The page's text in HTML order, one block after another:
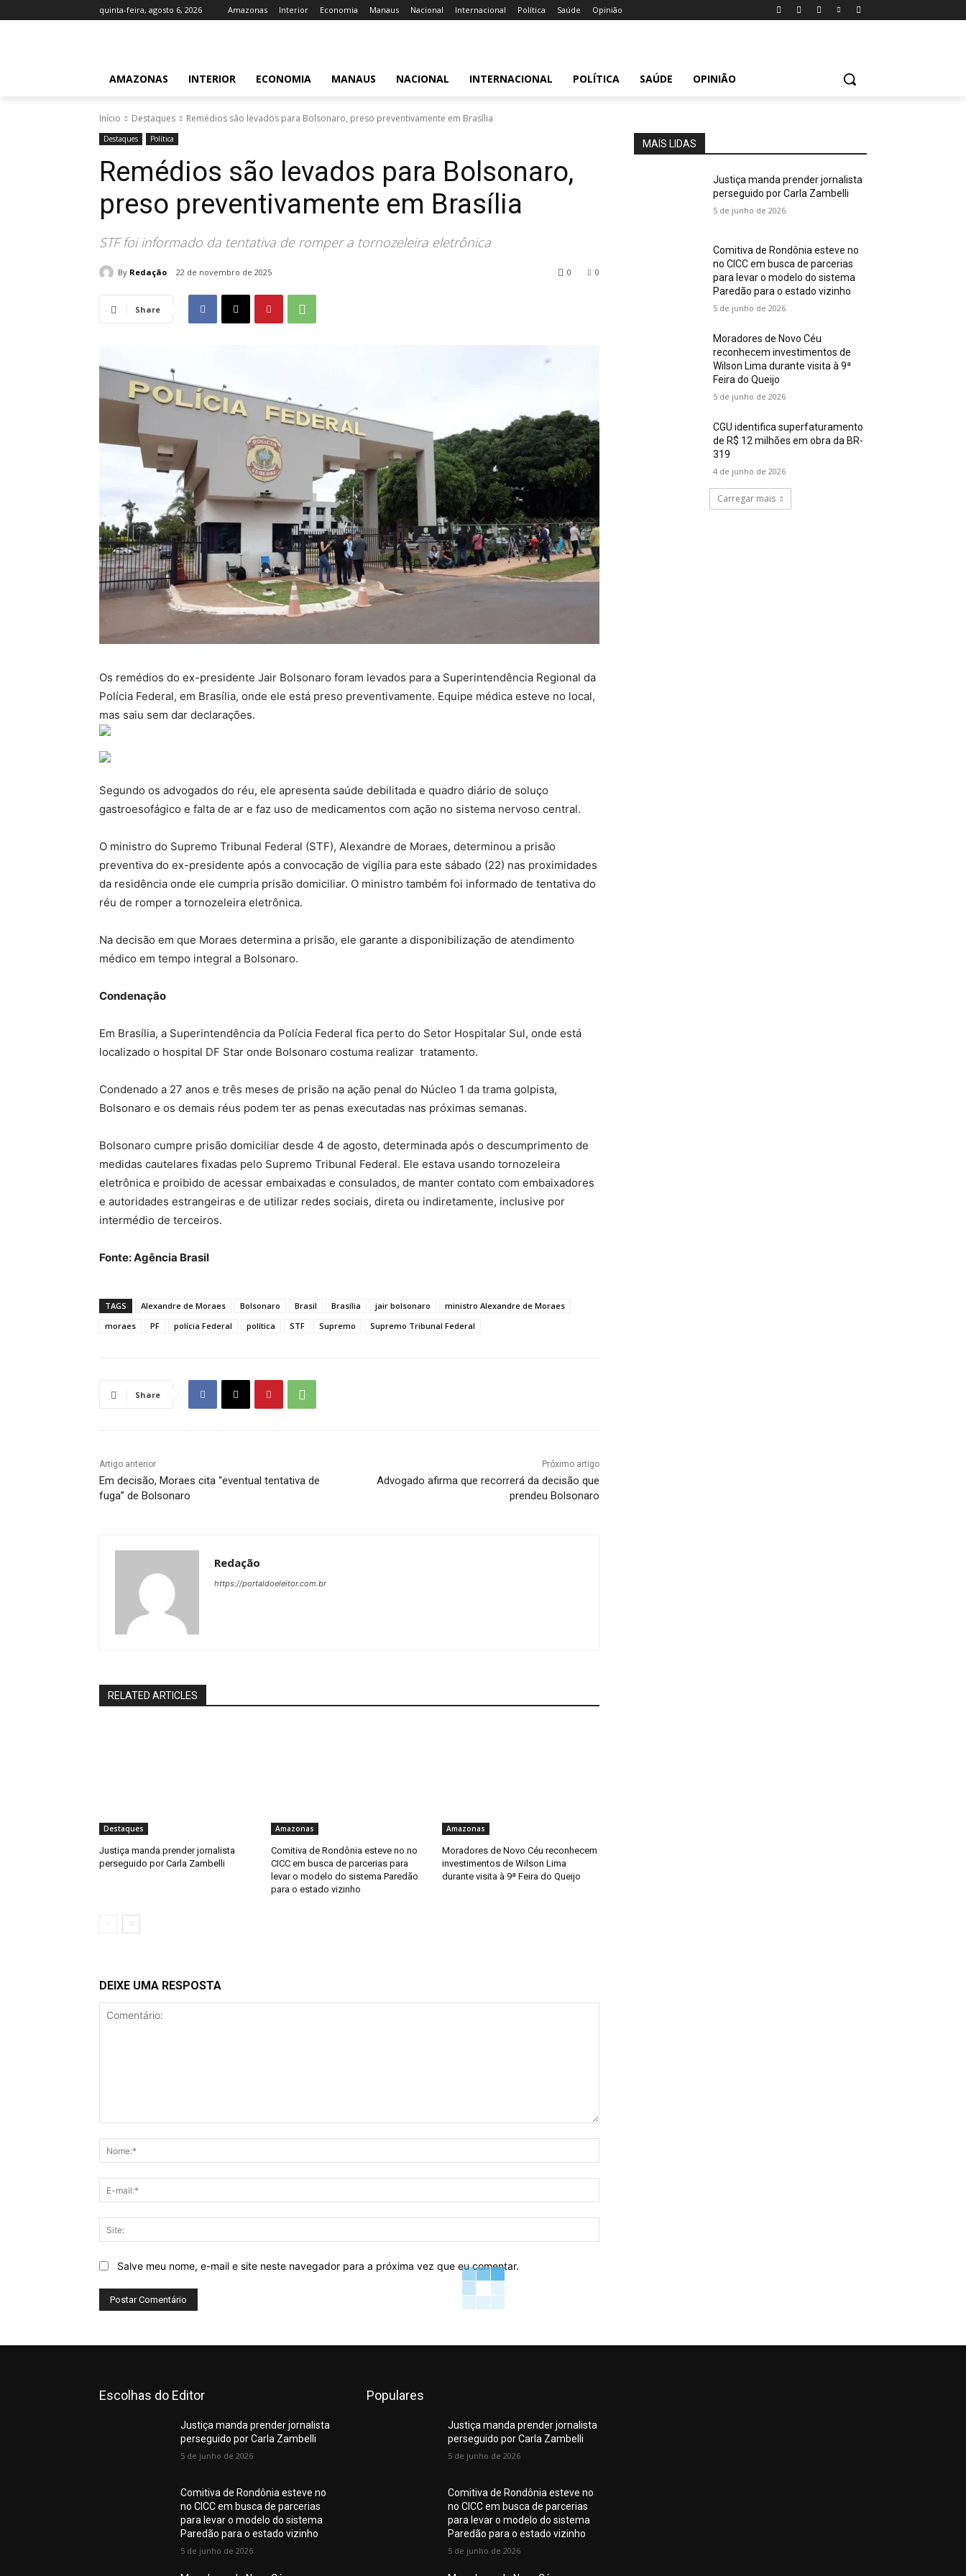
quinta-feira, agosto 6, 2026 Amazonas Interior Economia Manaus Nacional Internacional Política Saúde Opinião
AMAZONAS INTERIOR ECONOMIA MANAUS NACIONAL INTERNACIONAL POLÍTICA SAÚDE OPINIÃO
Início Destaques Remédios são levados para Bolsonaro, preso preventivamente em Brasília
Destaques Política
Remédios são levados para Bolsonaro,
preso preventivamente em Brasília
STF foi informado da tentativa de romper a tornozeleira eletrônica
By Redação 22 de novembro de 2025 0
0
Share
Os remédios do ex-presidente Jair Bolsonaro foram levados para a Superintendência Regional da
Polícia Federal, em Brasília, onde ele está preso preventivamente. Equipe médica esteve no local,
mas saiu sem dar declarações.
Segundo os advogados do réu, ele apresenta saúde debilitada e quadro diário de soluço
gastroesofágico e falta de ar e faz uso de medicamentos com ação no sistema nervoso central.
O ministro do Supremo Tribunal Federal (STF), Alexandre de Moraes, determinou a prisão
preventiva do ex-presidente após a convocação de vigília para este sábado (22) nas proximidades
da residência onde ele cumpria prisão domiciliar. O ministro também foi informado de tentativa do
réu de romper a tornozeleira eletrônica.
Na decisão em que Moraes determina a prisão, ele garante a disponibilização de atendimento
médico em tempo integral a Bolsonaro.
Condenação
Em Brasília, a Superintendência da Polícia Federal fica perto do Setor Hospitalar Sul, onde está
localizado o hospital DF Star onde Bolsonaro costuma realizar tratamento.
Condenado a 27 anos e três meses de prisão na ação penal do Núcleo 1 da trama golpista,
Bolsonaro e os demais réus podem ter as penas executadas nas próximas semanas.
Bolsonaro cumpre prisão domiciliar desde 4 de agosto, determinada após o descumprimento de
medidas cautelares fixadas pelo Supremo Tribunal Federal. Ele estava usando tornozeleira
eletrônica e proibido de acessar embaixadas e consulados, de manter contato com embaixadores
e autoridades estrangeiras e de utilizar redes sociais, direta ou indiretamente, inclusive por
intermédio de terceiros.
Fonte: Agência Brasil
TAGS Alexandre de Moraes Bolsonaro Brasil Brasília jair bolsonaro
ministro Alexandre de Moraes
moraes
PF polícia Federal política STF Supremo Supremo Tribunal Federal
Share
Artigo anterior
Em decisão, Moraes cita “eventual tentativa de
fuga” de Bolsonaro
Próximo artigo
Advogado afirma que recorrerá da decisão que
prendeu Bolsonaro
Redação
https://portaldoeleitor.com.br
RELATED ARTICLES
Destaques
Justiça manda prender jornalista
perseguido por Carla Zambelli
Amazonas
Comitiva de Rondônia esteve no no
CICC em busca de parcerias para
levar o modelo do sistema Paredão
para o estado vizinho
Amazonas
Moradores de Novo Céu reconhecem
investimentos de Wilson Lima
durante visita à 9ª Feira do Queijo
DEIXE UMA RESPOSTA
mail:*
Salve meu nome, e-mail e site neste navegador para a próxima vez que eu comentar.
MAIS LIDAS
Justiça manda prender jornalista
perseguido por Carla Zambelli
5 de junho de 2026
Comitiva de Rondônia esteve no
no CICC em busca de parcerias
para levar o modelo do sistema
Paredão para o estado vizinho
5 de junho de 2026
Moradores de Novo Céu
reconhecem investimentos de
Wilson Lima durante visita à 9ª
Feira do Queijo
5 de junho de 2026
CGU identifica superfaturamento
de R$ 12 milhões em obra da BR-
319
4 de junho de 2026
Carregar mais
Escolhas do Editor
Justiça manda prender jornalista
perseguido por Carla Zambelli
5 de junho de 2026
Comitiva de Rondônia esteve no
no CICC em busca de parcerias
para levar o modelo do sistema
Paredão para o estado vizinho
5 de junho de 2026
Populares
Justiça manda prender jornalista
perseguido por Carla Zambelli
5 de junho de 2026
Comitiva de Rondônia esteve no
no CICC em busca de parcerias
para levar o modelo do sistema
Paredão para o estado vizinho
5 de junho de 2026